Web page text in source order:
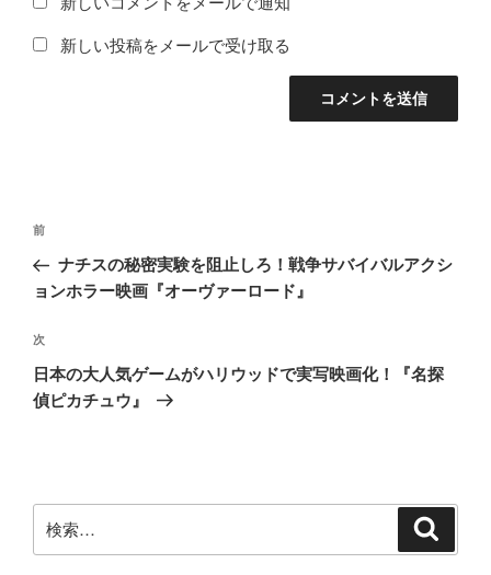
新しい投稿をメールで受け取る
投
ナ
ゲ
ー
シ
前
の
投
前
ナチスの秘密実験を阻止しろ！戦争サバイバルアクシ
ョンホラー映画『オーヴァーロード』
次
の
投
次
日本の大人気ゲームがハリウッドで実写映画化！『名探
偵ピカチュウ』
索: